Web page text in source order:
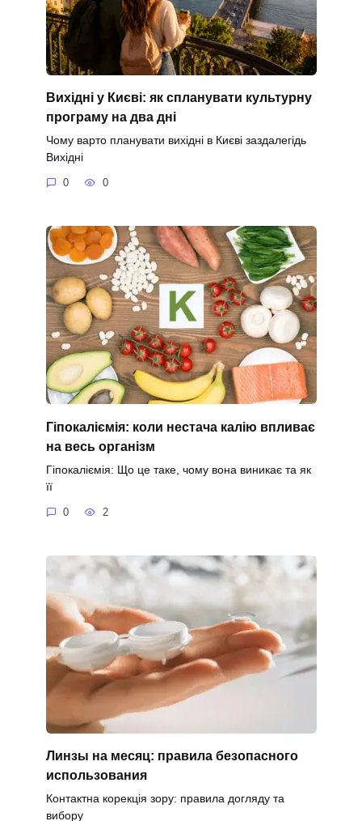
Вихідні у Києві: як спланувати культурну
програму на два дні
Чому варто планувати вихідні в Києві заздалегідь
Вихідні
0 0
Гіпокаліємія: коли нестача калію впливає
на весь організм
Гіпокаліємія: Що це таке, чому вона виникає та як
її
0 2
Линзы на месяц: правила безопасного
использования
Контактна корекція зору: правила догляду та
вибору